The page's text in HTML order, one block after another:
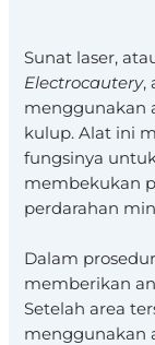
Sunat laser,
Electrocautery,
menggunakan
kulup. Alat ini
fungsinya
membekukan
perdarahan
Dalam
memberikan
Setelah area
menggunakan